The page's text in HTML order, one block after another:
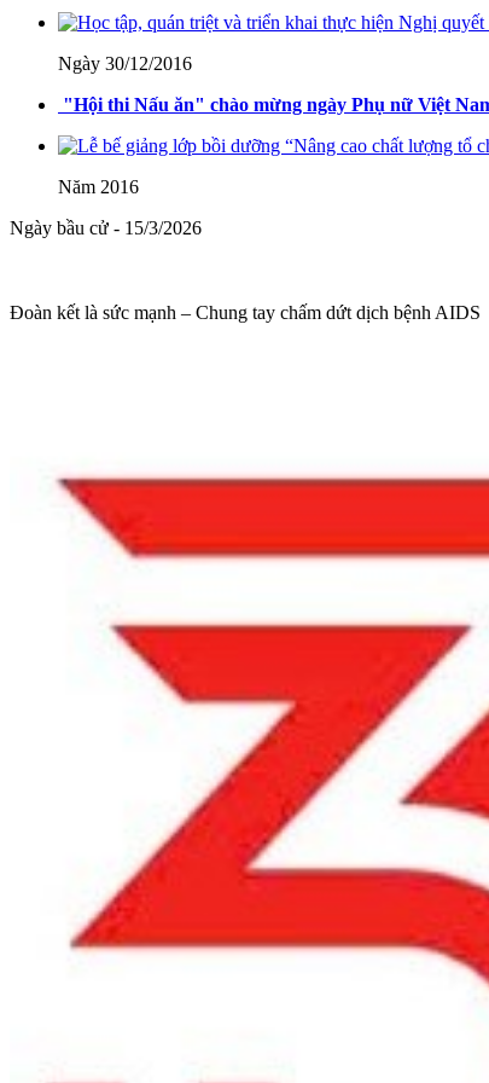
71-NQ/TW
Nghị quyết số 71-NQ/TWcủa Bộ Chính trị về đột phá phát
Lượt xem:514 | lượt tải:0
08/2025/TT-BGDĐT
Lượt xem:573 | lượt tải:0
Ngày 30/12/2016
"Hội thi Nấu ăn" chào mừng ngày Phụ nữ Việt
Năm 2016
Ngày bầu cử - 15/3/2026
Đoàn kết là sức mạnh – Chung tay chấm dứt dịch bệnh AIDS